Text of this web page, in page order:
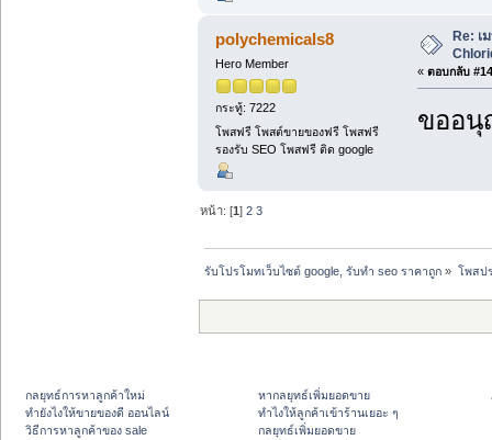
polychemicals8
Hero Member
กระทู้: 7222
โพสฟรี โพสต์ขายของฟรี โพสฟรี
รองรับ SEO โพสฟรี ติด google
Re: เ
« ตอบกลับ
ขออนุ
หน้า: [1]2 3
รับโปรโมทเว็บไซต์ google, รับทำ seo ราคาถูก » โพสป
กลยุทธ์การหาลูกค้าใหม่
ทํายังไงให้ขายของดี ออนไลน์
วิธีการหาลูกค้าของ sale
หากลยุทธ์เพิ่มยอดขาย
ทําไงให้ลูกค้าเข้าร้านเยอะ ๆ
กลยุทธ์เพิ่มยอดขาย